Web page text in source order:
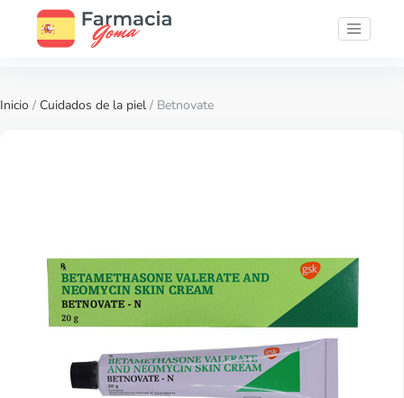
Inicio / Cuidados de la piel / Betnovate